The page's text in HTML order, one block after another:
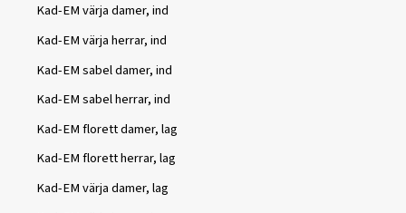
Kad-EM värja damer, ind
Kad-EM värja herrar, ind
Kad-EM sabel damer, ind
Kad-EM sabel herrar, ind
Kad-EM florett damer, lag
Kad-EM florett herrar, lag
Kad-EM värja damer, lag